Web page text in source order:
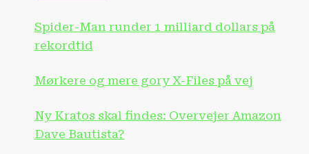
Spider-Man runder 1 milliard dollars på
rekordtid
Mørkere og mere gory X-Files på vej
Ny Kratos skal findes: Overvejer Amazon
Dave Bautista?